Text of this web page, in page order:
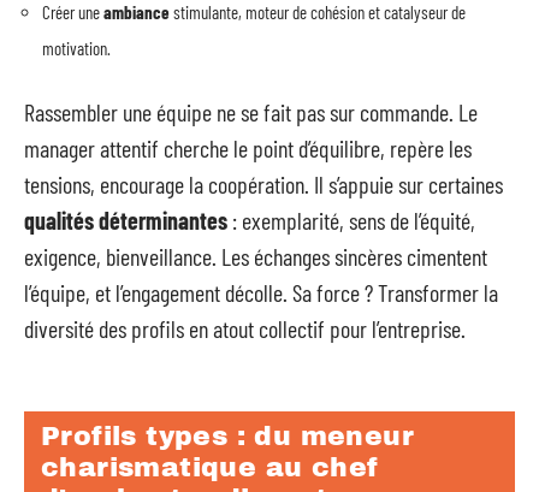
Créer uneambiancestimulante, moteur de cohésion et catalyseur de
motivation.
Rassembler une équipe ne se fait pas sur commande. Le
manager attentif cherche le point d’équilibre, repère les
tensions, encourage la coopération. Il s’appuie sur certaines
qualités déterminantes : exemplarité, sens de l’équité,
exigence, bienveillance. Les échanges sincères cimentent
l’équipe, et l’engagement décolle. Sa force ? Transformer la
diversité des profils en atout collectif pour l’entreprise.
Profils types : du meneur
charismatique au chef